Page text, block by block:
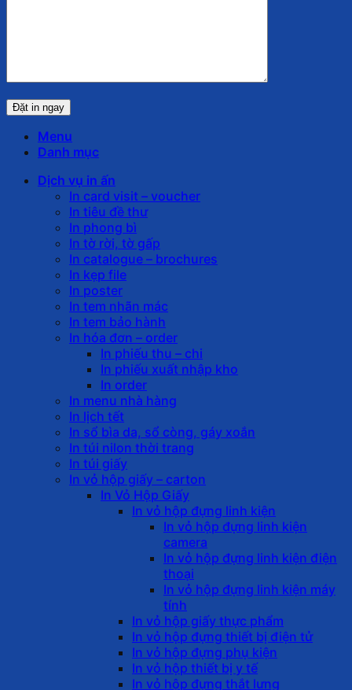
Menu
Danh mục
Dịch vụ in ấn
In card visit – voucher
In tiêu đề thư
In phong bì
In tờ rời, tờ gấp
In catalogue – brochures
In kẹp file
In poster
In tem nhãn mác
In tem bảo hành
In hóa đơn – order
In phiếu thu – chi
In phiếu xuất nhập kho
In order
In menu nhà hàng
In lịch tết
In sổ bìa da, sổ còng, gáy xoắn
In túi nilon thời trang
In túi giấy
In vỏ hộp giấy – carton
In Vỏ Hộp Giấy
In vỏ hộp đựng linh kiện
In vỏ hộp đựng linh kiện
camera
In vỏ hộp đựng linh kiện điện
thoại
In vỏ hộp đựng linh kiện máy
tính
In vỏ hộp giấy thực phẩm
In vỏ hộp đựng thiết bị điện tử
In vỏ hộp đựng phụ kiện
In vỏ hộp thiết bị y tế
In vỏ hộp đựng thắt lưng